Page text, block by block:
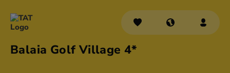
Balaia Golf Village 4*